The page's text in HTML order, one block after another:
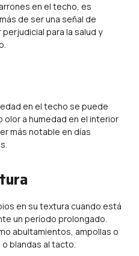
en el techo, es
de ser una señal de
para la salud y
en el techo se puede
a humedad en el interior
más notable en días
en su textura cuando está
un período prolongado.
abultamientos, ampollas o
blandas al tacto.